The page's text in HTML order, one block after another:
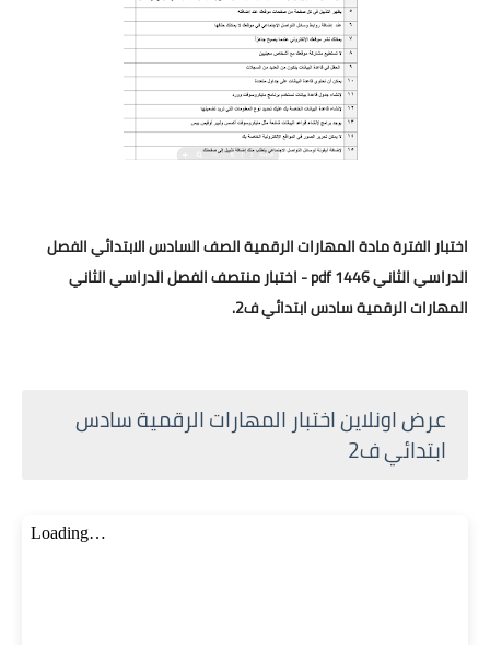
اختبار الفترة مادة المهارات الرقمية الصف السادس الابتدائي الفصل
الدراسي الثاني 1446 pdf - اختبار منتصف الفصل الدراسي الثاني
المهارات الرقمية سادس ابتدائي ف2.
عرض اونلاين اختبار المهارات الرقمية سادس
ابتدائي ف2